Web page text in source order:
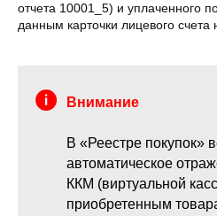
отчета 10001_5) и уплаченного
данным карточки лицевого счета
Внимание
В «Реестре покупок»
автоматическое
ККМ (виртуальной
приобретенным